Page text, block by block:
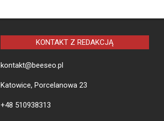
KONTAKT Z REDAKCJĄ
kontakt@beeseo.pl
Katowice, Porcelanowa 23
+48 510938313